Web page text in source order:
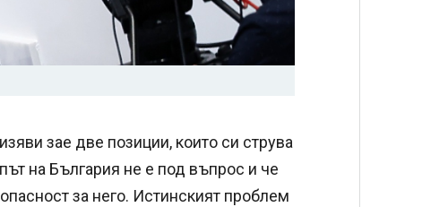
зае две позиции, които си струва
на България не е под въпрос и че
за него. Истинският проблем